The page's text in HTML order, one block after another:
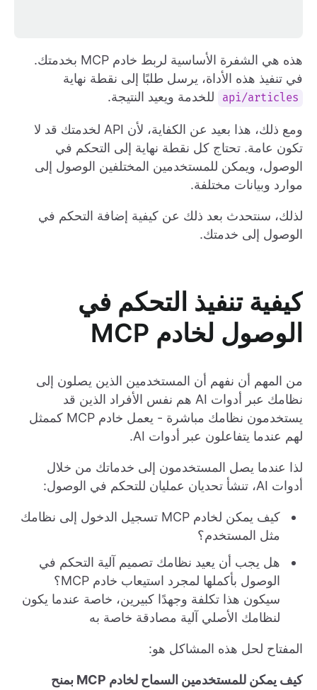
هذه هي الشفرة الأساسية لربط خادم MCP بخدمتك.
في تنفيذ هذه الأداة، يرسل طلبًا إلى نقطة نهاية
api/articles للخدمة ويعيد النتيجة.
ومع ذلك، هذا بعيد عن الكفاية، لأن API لخدمتك قد لا
تكون عامة. تحتاج كل نقطة نهاية إلى التحكم في
الوصول، ويمكن للمستخدمين المختلفين الوصول إلى
موارد وبيانات مختلفة.
لذلك، سنتحدث بعد ذلك عن كيفية إضافة التحكم في
الوصول إلى خدمتك.
كيفية تنفيذ التحكم في
الوصول لخادم MCP
من المهم أن نفهم أن المستخدمين الذين يصلون إلى
نظامك عبر أدوات AI هم نفس الأفراد الذين قد
يستخدمون نظامك مباشرة - يعمل خادم MCP كممثل
لهم عندما يتفاعلون عبر أدوات AI.
لذا عندما يصل المستخدمون إلى خدماتك من خلال
أدوات AI، تنشأ تحديان عمليان للتحكم في الوصول:
كيف يمكن لخادم MCP تسجيل الدخول إلى نظامك
مثل المستخدم؟
هل يجب أن يعيد نظامك تصميم آلية التحكم في
الوصول بأكملها لمجرد استيعاب خادم MCP؟
سيكون هذا تكلفة وجهدًا كبيرين، خاصة عندما يكون
لنظامك الأصلي آلية مصادقة خاصة به
المفتاح لحل هذه المشاكل هو:
كيف يمكن للمستخدمين السماح لخادم MCP بمنح